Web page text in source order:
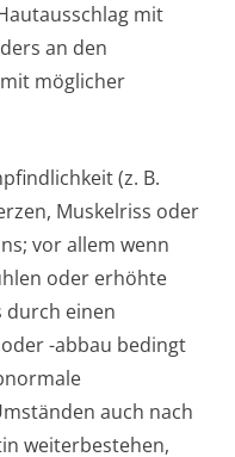
mit
an den
möglicher
(z. B.
Muskelriss oder
vor allem wenn
oder erhöhte
durch einen
-abbau bedingt
auch nach
weiterbestehen,